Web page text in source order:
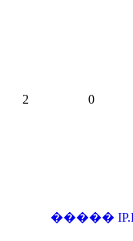
2 0
�����